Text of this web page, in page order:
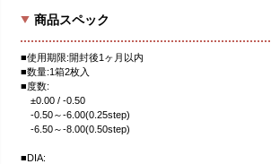
商品スペック
■使用期限:開封後1ヶ月以内
■数量:1箱2枚入
■度数:
±0.00 / -0.50
-0.50～-6.00(0.25step)
-6.50～-8.00(0.50step)
■DIA: